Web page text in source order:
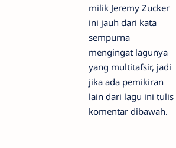
milik Jeremy Zucker
ini jauh dari kata
sempurna
mengingat lagunya
yang multitafsir, jadi
jika ada pemikiran
lain dari lagu ini tulis
komentar dibawah.